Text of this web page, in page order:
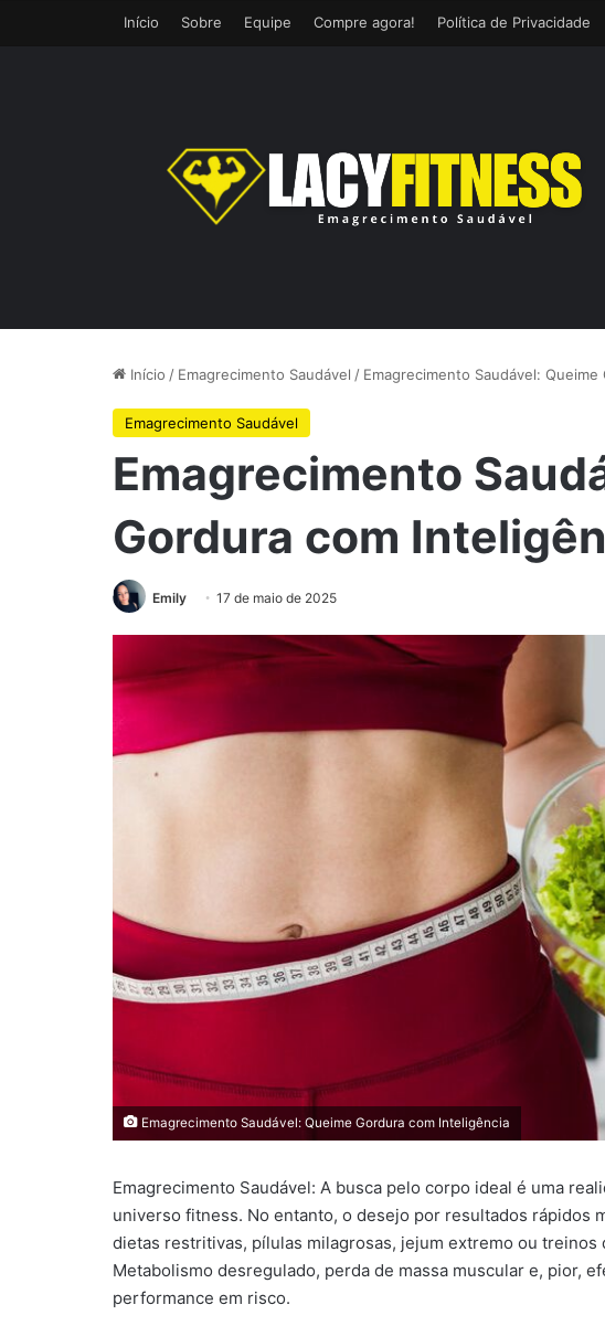
Início Sobre Equipe Compre agora! Política de Privacidade
Início / Emagrecimento Saudável / Emagrecimento Saudável:
Emagrecimento Saudável
Emagrecimento
Gordura com
Emily 17 de maio de 2025
Emagrecimento Saudável: Queime Gordura com Inteligência
Emagrecimento Saudável: A busca pelo corpo ideal é uma
universo fitness. No entanto, o desejo por resultados rápidos
dietas restritivas, pílulas milagrosas, jejum extremo ou
Metabolismo desregulado, perda de massa muscular e, pior,
performance em risco.